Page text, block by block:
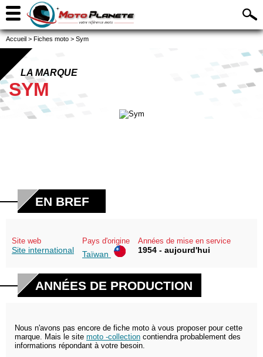
Accueil > Fiches moto > Sym
LA MARQUE
SYM
EN BREF
Site web
Site international
Pays d'origine
Taïwan
Années de mise en service
1954 - aujourd'hui
ANNÉES DE PRODUCTION
Nous n'avons pas encore de fiche moto à vous proposer pour cette
marque. Mais le site moto -collection contiendra probablement des
informations répondant à votre besoin.